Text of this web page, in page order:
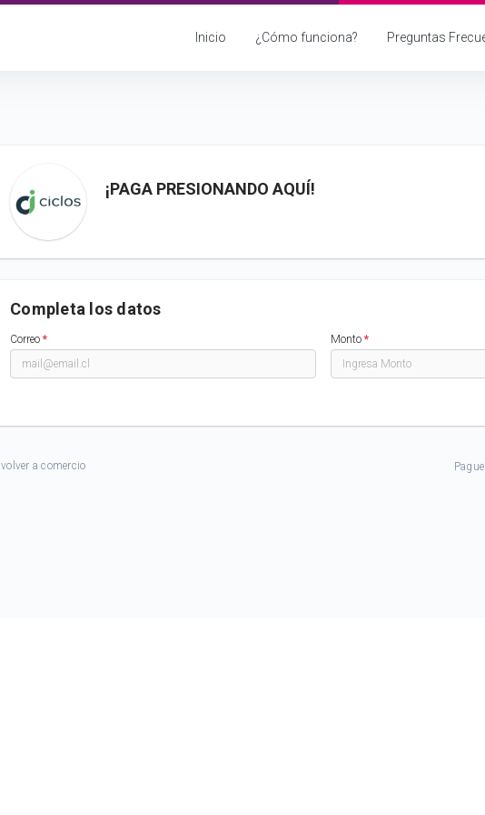
Inicio ¿Cómo funciona? Preguntas
¡PAGA PRESIONANDO AQUÍ!
Completa los datos
Correo * Monto *
volver a comercio